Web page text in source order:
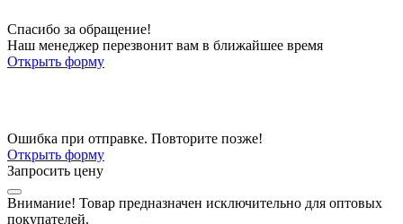
Спасибо за обращение!
Наш менеджер перезвонит вам в ближайшее время
Открыть форму
Ошибка при отправке. Повторите позже!
Открыть форму
Запросить цену
Внимание! Товар предназначен исключительно для оптовых
покупателей.